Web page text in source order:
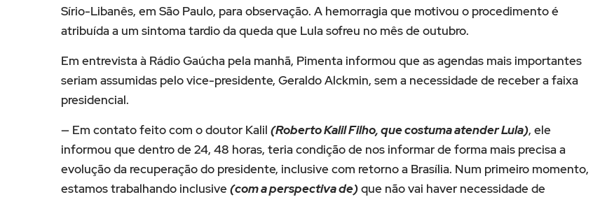
Sírio-Libanês, em São Paulo, para observação. A hemorragia que motivou o procedimento é
atribuída a um sintoma tardio da queda que Lula sofreu no mês de outubro.
Em entrevista à Rádio Gaúcha pela manhã, Pimenta informou que as agendas mais importantes
seriam assumidas pelo vice-presidente, Geraldo Alckmin, sem a necessidade de receber a faixa
presidencial.
— Em contato feito com o doutor Kalil (Roberto Kalil Filho, que costuma atender Lula), ele
informou que dentro de 24, 48 horas, teria condição de nos informar de forma mais precisa a
evolução da recuperação do presidente, inclusive com retorno a Brasília. Num primeiro momento,
estamos trabalhando inclusive(com a perspectiva de)que não vai haver necessidade de